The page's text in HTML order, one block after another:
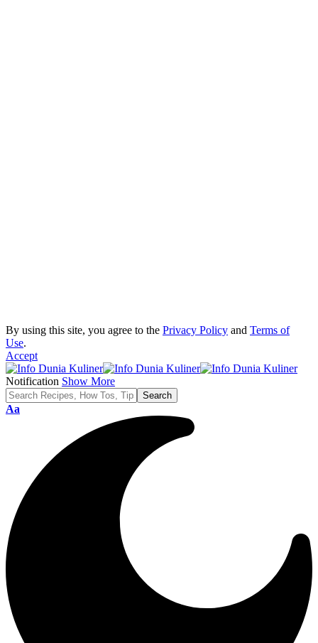
By using this site, you agree to the Privacy Policy and Terms of
Use.
Accept
Notification Show More
Font
Aa